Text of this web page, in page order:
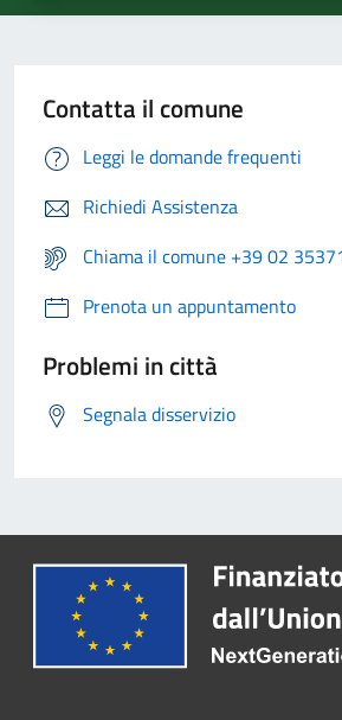
Contatta il comune
Leggi le domande frequenti
Richiedi Assistenza
Chiama il comune +39 02
Prenota un appuntamento
Problemi in città
Segnala disservizio